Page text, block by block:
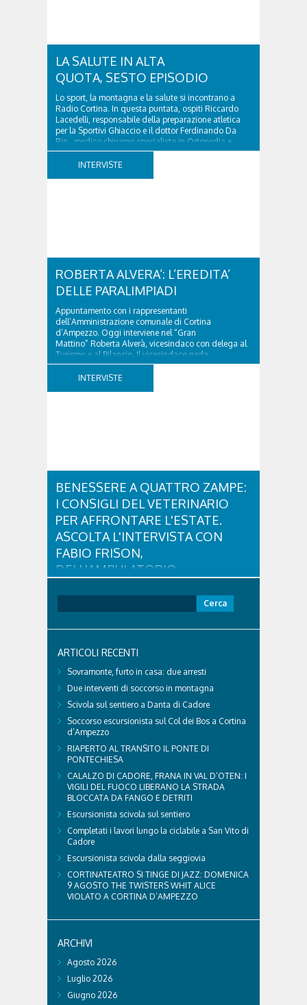
LA SALUTE IN ALTA
QUOTA, SESTO EPISODIO
Lo sport, la montagna e la salute si incontrano a
Radio Cortina. In questa puntata, ospiti Riccardo
Lacedelli, responsabile della preparazione atletica
per la Sportivi Ghiaccio e il dottor Ferdinando Da
Rin, medico chirurgo specialista in Ortopedia e
Traumatologia di Ospedale Cortina. GVM...
INTERVISTE
ROBERTA ALVERA’: L’EREDITA’
DELLE PARALIMPIADI
Appuntamento con i rappresentanti
dell’Amministrazione comunale di Cortina
d’Ampezzo. Oggi interviene nel “Gran
Mattino” Roberta Alverà, vicesindaco con delega al
Turismo e al Bilancio. Il vicesindaco parla
dell'eredità delle Paralimpiadi Milano Cortina 2026,
di accessibilità e di come...
INTERVISTE
BENESSERE A QUATTRO ZAMPE:
I CONSIGLI DEL VETERINARIO
PER AFFRONTARE L'ESTATE.
ASCOLTA L'INTERVISTA CON
FABIO FRISON,
DELL'AMBULATORIO
con il veterinario di Cortina, che ci ha illustrato i
principali accorgimenti per aiutare i cani ad
affrontare il caldo in sicurezza e benessere...
per:
ARTICOLI RECENTI
Sovramonte, furto in casa: due arresti
Due interventi di soccorso in montagna
Scivola sul sentiero a Danta di Cadore
Soccorso escursionista sul Col dei Bos a Cortina
d’Ampezzo
RIAPERTO AL TRANSITO IL PONTE DI
PONTECHIESA
CALALZO DI CADORE, FRANA IN VAL D’OTEN: I
VIGILI DEL FUOCO LIBERANO LA STRADA
BLOCCATA DA FANGO E DETRITI
Escursionista scivola sul sentiero
Completati i lavori lungo la ciclabile a San Vito di
Cadore
Escursionista scivola dalla seggiovia
CORTINATEATRO SI TINGE DI JAZZ: DOMENICA
9 AGOSTO THE TWISTERS WHIT ALICE
VIOLATO A CORTINA D’AMPEZZO
ARCHIVI
Agosto 2026
Luglio 2026
Giugno 2026